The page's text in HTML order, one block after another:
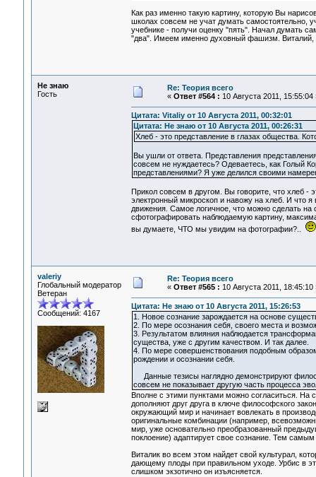
Как раз именно такую картину, которую Вы
школах совсем не учат думать самостоятельно,
учебнике - получи оценку "пять". Начал думать
"два". Имеем именно духовный фашизм. Виталий,
Не знаю
Гость
Re: Теория всего
« Ответ #564 : 10 Августа 2011, 15:55:04
Цитата: Vitaliy от 10 Августа 2011, 00:32:01
Цитата: Не знаю от 10 Августа 2011, 00:26:31
Хлеб - это представление в глазах общества.
Вы ушли от ответа. Представления
совсем не нуждаетесь? Одеваетесь, как Голый
представлениями? Я уже делился своими
Прикол совсем в другом. Вы говорите, что хлеб
электронный микроскоп и навожу на хлеб. И что
движения. Самое логичное, что можно сделать
сфотографировать наблюдаемую картину,
вы думаете, ЧТО мы увидим на фотографии?..
valeriy
Глобальный модератор
Ветеран
Сообщений: 4167
Re: Теория всего
« Ответ #565 : 10 Августа 2011, 18:45:10
Цитата: Не знаю от 10 Августа 2011, 15:26:53
1. Новое сознание зарождается на основе
2. По мере осознания себя, своего места и
3. Результатом влияния наблюдается
существа, уже с другим качеством. И так далее.
4. По мере совершенствования подобным
рождении и осознании себя.
Данные тезисы наглядно демонстрируют
совсем не показывает другую часть процесса
Вполне с этими пунктами можно согласиться. На
дополняют друг друга в ключе философского
окружающий мир и начинает вовлекать в
оригинальные комбинации (например,
мир, уже основательно преобразованный
поклоение) адаптирует свое сознание. Тем
Виталик во всем этом найдет свой культурал,
дающему плоды при правильном уходе. Урбис в
слишком экзотично он изъясняется.